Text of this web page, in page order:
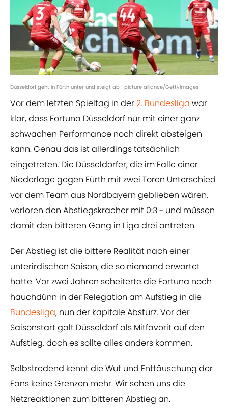
Düsseldorf geht in Fürth unter und steigt ab | picture alliance/GettyImages
Vor dem letzten Spieltag in der2. Bundesliga war
klar, dass Fortuna Düsseldorf nur mit einer ganz
schwachen Performance noch direkt absteigen
kann. Genau das ist allerdings tatsächlich
eingetreten. Die Düsseldorfer, die im Falle einer
Niederlage gegen Fürth mit zwei Toren Unterschied
vor dem Team aus Nordbayern geblieben wären,
verloren den Abstiegskracher mit 0:3 - und müssen
damit den bitteren Gang in Liga drei antreten.
Der Abstieg ist die bittere Realität nach einer
unterirdischen Saison, die so niemand erwartet
hatte. Vor zwei Jahren scheiterte die Fortuna noch
hauchdünn in der Relegation am Aufstieg in die
Bundesliga, nun der kapitale Absturz. Vor der
Saisonstart galt Düsseldorf als Mitfavorit auf den
Aufstieg, doch es sollte alles anders kommen.
Selbstredend kennt die Wut und Enttäuschung der
Fans keine Grenzen mehr. Wir sehen uns die
Netzreaktionen zum bitteren Abstieg an.